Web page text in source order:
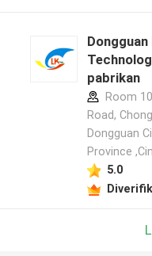
pabrikan
Room
Road,
Dongguan
Province
5.0